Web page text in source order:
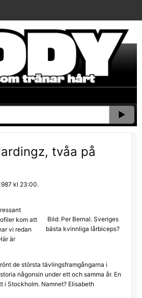
tvåa på
kl 23:00.
Bild: Per Bernal. Sveriges
bästa kvinnliga lårbiceps?
kom att
vi redan
är
de största tävlingsframgångarna i
någonsin under ett och samma år. En
i Stockholm. Namnet? Elisabeth